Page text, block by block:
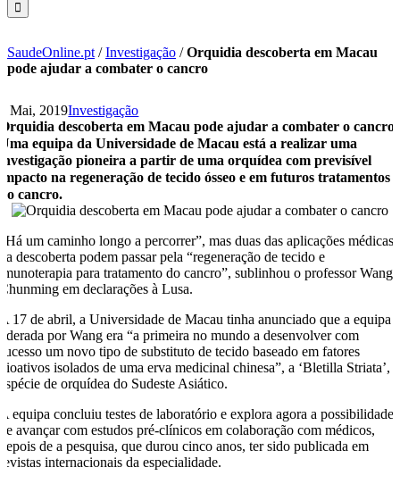
SaudeOnline.pt /Investigação /Orquidia descoberta em Macau
pode ajudar a combater o cancro
6 Mai, 2019Investigação
Orquidia descoberta em Macau pode ajudar a combater o cancro
Uma equipa da Universidade de Macau está a realizar uma
investigação pioneira a partir de uma orquídea com previsível
impacto na regeneração de tecido ósseo e em futuros tratamentos
do cancro.
“Há um caminho longo a percorrer”, mas duas das aplicações médicas
da descoberta podem passar pela “regeneração de tecido e
imunoterapia para tratamento do cancro”, sublinhou o professor Wang
Chunming em declarações à Lusa.
A 17 de abril, a Universidade de Macau tinha anunciado que a equipa
liderada por Wang era “a primeira no mundo a desenvolver com
sucesso um novo tipo de substituto de tecido baseado em fatores
bioativos isolados de uma erva medicinal chinesa”, a ‘Bletilla Striata’,
espécie de orquídea do Sudeste Asiático.
A equipa concluiu testes de laboratório e explora agora a possibilidade
de avançar com estudos pré-clínicos em colaboração com médicos,
depois de a pesquisa, que durou cinco anos, ter sido publicada em
revistas internacionais da especialidade.